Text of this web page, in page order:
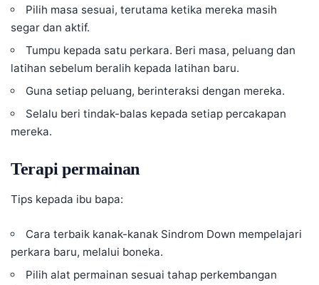
Pilih masa sesuai, terutama ketika mereka masih
segar dan aktif.
Tumpu kepada satu perkara. Beri masa, peluang dan
latihan sebelum beralih kepada latihan baru.
Guna setiap peluang, berinteraksi dengan mereka.
Selalu beri tindak-balas kepada setiap percakapan
mereka.
Terapi permainan
Tips kepada ibu bapa:
Cara terbaik kanak-kanak Sindrom Down mempelajari
perkara baru, melalui boneka.
Pilih alat permainan sesuai tahap perkembangan